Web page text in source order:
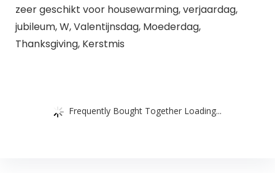
zeer geschikt voor housewarming, verjaardag,
jubileum, W, Valentijnsdag, Moederdag,
Thanksgiving, Kerstmis
Frequently Bought Together Loading...